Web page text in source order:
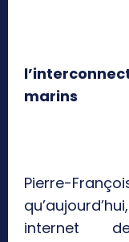
marins
Pierre-
internet